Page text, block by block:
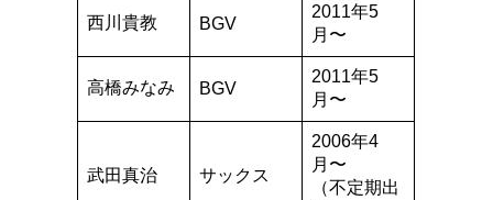
西川貴教 BGV
2011年5
月〜
高橋みなみ BGV
2011年5
月〜
武田真治 サックス
2006年4
月〜
（不定期出